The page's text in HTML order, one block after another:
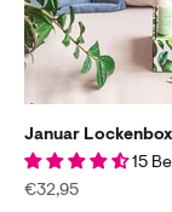
Januar
15
Angebot
€32,95